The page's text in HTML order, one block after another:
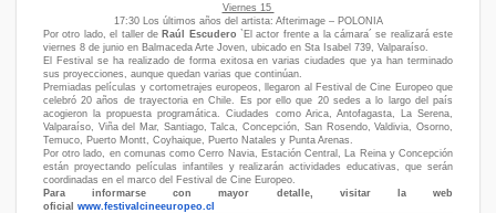
Viernes 15
17:30 Los últimos años del artista: Afterimage – POLONIA
Por otro lado, el taller de Raúl Escudero `El actor frente a la cámara´ se realizará este
viernes 8 de junio en Balmaceda Arte Joven, ubicado en Sta Isabel 739, Valparaíso.
El Festival se ha realizado de forma exitosa en varias ciudades que ya han terminado
sus proyecciones, aunque quedan varias que continúan.
Premiadas películas y cortometrajes europeos, llegaron al Festival de Cine Europeo que
celebró 20 años de trayectoria en Chile. Es por ello que 20 sedes a lo largo del país
acogieron la propuesta programática. Ciudades como Arica, Antofagasta, La Serena,
Valparaíso, Viña del Mar, Santiago, Talca, Concepción, San Rosendo, Valdivia, Osorno,
Temuco, Puerto Montt, Coyhaique, Puerto Natales y Punta Arenas.
Por otro lado, en comunas como Cerro Navia, Estación Central, La Reina y Concepción
están proyectando películas infantiles y realizarán actividades educativas, que serán
coordinadas en el marco del Festival de Cine Europeo.
Para informarse con mayor detalle, visitar la web
oficial www.festivalcineeuropeo.cl